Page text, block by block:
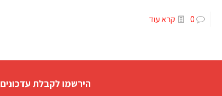
0 קרא עוד
הירשמו לקבלת עדכונים